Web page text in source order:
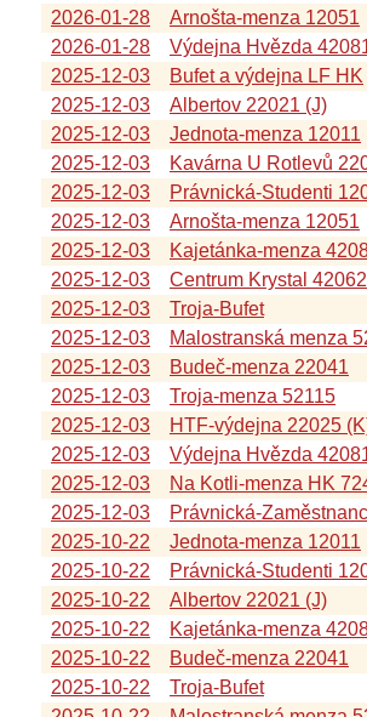
2026-01-28
Arnošta-menza 12051
2026-01-28
Výdejna Hvězda
2025-12-03
Bufet a výdejna LF HK
2025-12-03
Albertov 22021 (J)
2025-12-03
Jednota-menza 12011
2025-12-03
Kavárna U Rotlevů
2025-12-03
Právnická-Studenti
2025-12-03
Arnošta-menza 12051
2025-12-03
Kajetánka-menza
2025-12-03
Centrum Krystal 42062
2025-12-03
Troja-Bufet
2025-12-03
Malostranská menza
2025-12-03
Budeč-menza 22041
2025-12-03
Troja-menza 52115
2025-12-03
HTF-výdejna 22025
2025-12-03
Výdejna Hvězda
2025-12-03
Na Kotli-menza HK
2025-12-03
Právnická-
2025-10-22
Jednota-menza 12011
2025-10-22
Právnická-Studenti
2025-10-22
Albertov 22021 (J)
2025-10-22
Kajetánka-menza
2025-10-22
Budeč-menza 22041
2025-10-22
Troja-Bufet